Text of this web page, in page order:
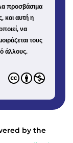
προσβάσιμα
και αυτή η
να
τους
άλλους.
by the